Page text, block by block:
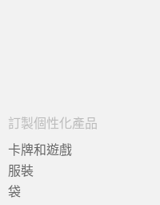
訂製個性化產品
卡牌和遊戲
服裝
袋